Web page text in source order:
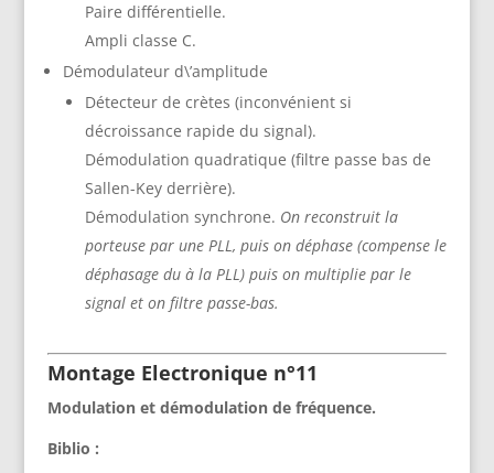
Paire différentielle.
Ampli classe C.
Démodulateur d\’amplitude
Détecteur de crètes (inconvénient si
décroissance rapide du signal).
Démodulation quadratique (filtre passe bas de
Sallen-Key derrière).
Démodulation synchrone. On reconstruit la
porteuse par une PLL, puis on déphase (compense le
déphasage du à la PLL) puis on multiplie par le
signal et on filtre passe-bas.
Montage Electronique n°11
Modulation et démodulation de fréquence.
Biblio :